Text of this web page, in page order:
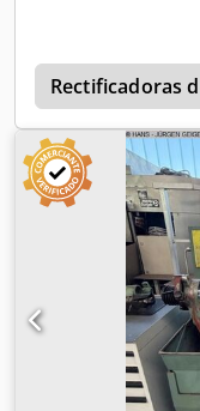
Rectificadoras